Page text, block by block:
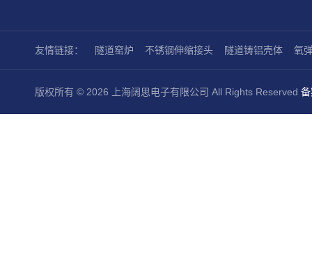
友情链接： 隧道窑炉 不锈钢伸缩接头 隧道铸铝壳体 氧
版权所有 © 2026 上海阔思电子有限公司 All Rights Reserved